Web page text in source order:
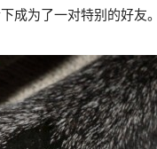
成为了一对特别的好友。